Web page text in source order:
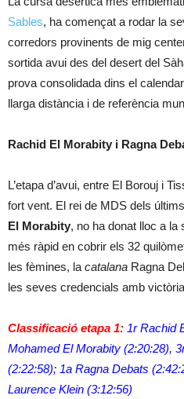
Sables, ha començat a rodar la
corredors provinents de mig
sortida avui des del desert del
prova consolidada dins el
llarga distància i de referència
Rachid El Morabity i Ragna
L’etapa d’avui, entre El Borouj i
fort vent. El rei de MDS dels
El Morabity, no ha donat lloc a la
més ràpid en cobrir els 32
les fèmines, la catalana Ragna
les seves credencials amb
Classificació etapa 1: 1r Rachid
Mohamed El Morabity (2:20:28),
(2:22:58); 1a Ragna Debats
Laurence Klein (3:12:56)